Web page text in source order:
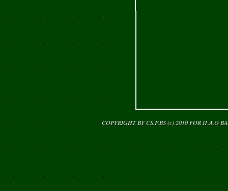
COPYRIGHT BY CS.F.BS (c) 2010 FOR Π.Α.Ο